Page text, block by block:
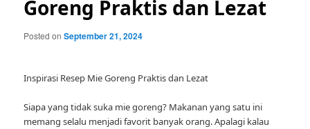
Goreng Praktis dan Lezat
Posted onSeptember 21, 2024
Inspirasi Resep Mie Goreng Praktis dan Lezat
Siapa yang tidak suka mie goreng? Makanan yang satu ini
memang selalu menjadi favorit banyak orang. Apalagi kalau